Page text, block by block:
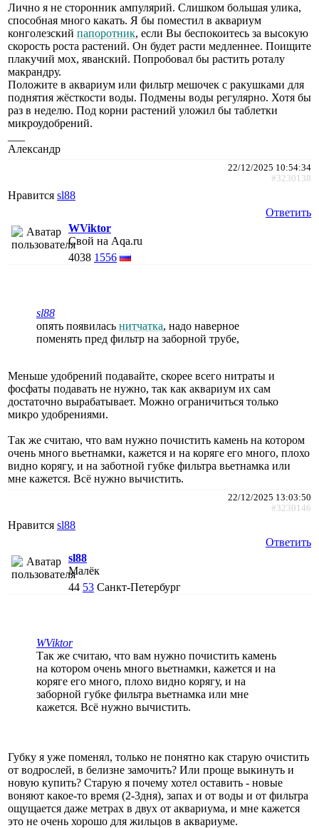
Лично я не сторонник ампулярий. Слишком большая улика,
способная много какать. Я бы поместил в аквариум
конголезский папоротник, если Вы беспокоитесь за высокую
скорость роста растений. Он будет расти медленнее. Поищите
плакучий мох, яванский. Попробовал бы растить роталу
макрандру.
Положите в аквариум или фильтр мешочек с ракушками для
поднятия жёсткости воды. Подмены воды регулярно. Хотя бы
раз в неделю. Под корни растений уложил бы таблетки
микроудобрений.
Александр
22/12/2025 10:54:34
#3230138
Нравится sl88
Ответить
WViktor
Свой на Aqa.ru
4038 1556
sl88
опять появилась нитчатка, надо наверное
поменять пред фильтр на заборной трубе,
Меньше удобрений подавайте, скорее всего нитраты и
фосфаты подавать не нужно, так как аквариум их сам
достаточно вырабатывает. Можно ограничиться только
микро удобрениями.
Так же считаю, что вам нужно почистить камень на котором
очень много вьетнамки, кажется и на коряге его много, плохо
видно корягу, и на заботной губке фильтра вьетнамка или
мне кажется. Всё нужно вычистить.
22/12/2025 13:03:50
#3230146
Нравится sl88
Ответить
sl88
Малёк
44 53 Санкт-Петербург
WViktor
Так же считаю, что вам нужно почистить камень
на котором очень много вьетнамки, кажется и на
коряге его много, плохо видно корягу, и на
заборной губке фильтра вьетнамка или мне
кажется. Всё нужно вычистить.
Губку я уже поменял, только не понятно как старую очистить
от водрослей, в белизне замочить? Или проще выкинуть и
новую купить? Старую я почему хотел оставить - новые
воняют какое-то время (2-3дня), запах и от воды и от фильтра
ощущается даже метрах в двух от аквариума, и мне кажется
это не очень хорошо для жильцов в аквариуме.